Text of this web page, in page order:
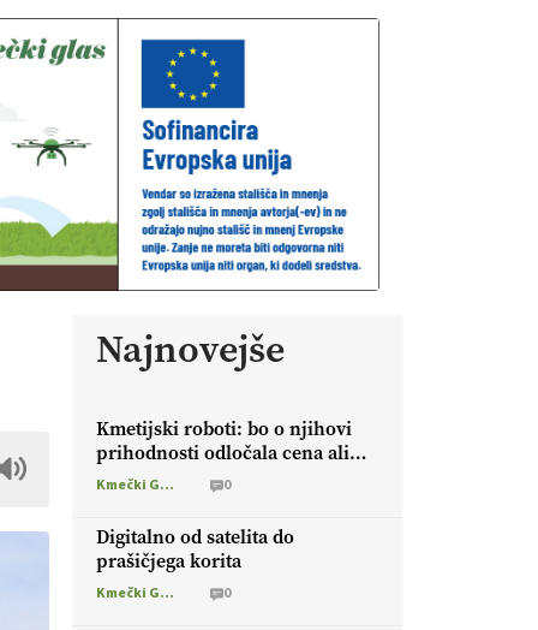
Najnovejše
Kmetijski roboti: bo o njihovi
prihodnosti odločala cena ali
prednosti za kmetijo?
Kmečki Glas 0
Digitalno od satelita do
prašičjega korita
Kmečki Glas 0